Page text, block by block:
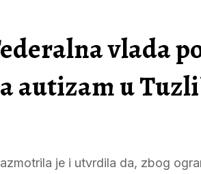
vlada
autizam u
je i utvrdila da, zbog